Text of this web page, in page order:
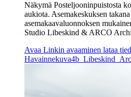
Näkymä Posteljooninpuistosta
aukiota. Asemakeskuksen
asemakaavaluonnoksen
Studio Libeskind & ARCO
Avaa Linkin avaaminen lataa